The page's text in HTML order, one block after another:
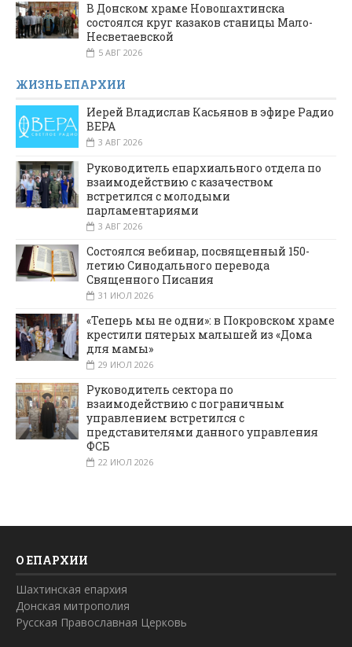
В Донском храме Новошахтинска
состоялся круг казаков станицы Мало-
Несветаевской
5 АВГ 2026
ЖИЗНЬ ЕПАРХИИ
Иерей Владислав Касьянов в эфире Радио
ВЕРА
3 АВГ 2026
Руководитель епархиального отдела по
взаимодействию с казачеством
встретился с молодыми
парламентариями
3 АВГ 2026
Состоялся вебинар, посвященный 150-
летию Синодального перевода
Священного Писания
31 ИЮЛ 2026
«Теперь мы не одни»: в Покровском храме
крестили пятерых малышей из «Дома
для мамы»
29 ИЮЛ 2026
Руководитель сектора по
взаимодействию с пограничным
управлением встретился с
представителями данного управления
ФСБ
22 ИЮЛ 2026
О ЕПАРХИИ
Шахтинская епархия
Донская митрополия
Русская Православная Церковь